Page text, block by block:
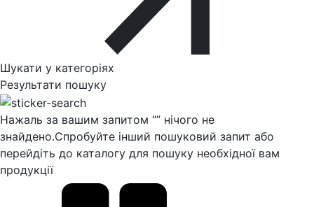
Шукати у категоріях
Результати пошуку
Нажаль за вашим запитом “” нічого не
знайдено.Спробуйте інший пошуковий запит або
перейдіть до каталогу для пошуку необхідної вам
продукції